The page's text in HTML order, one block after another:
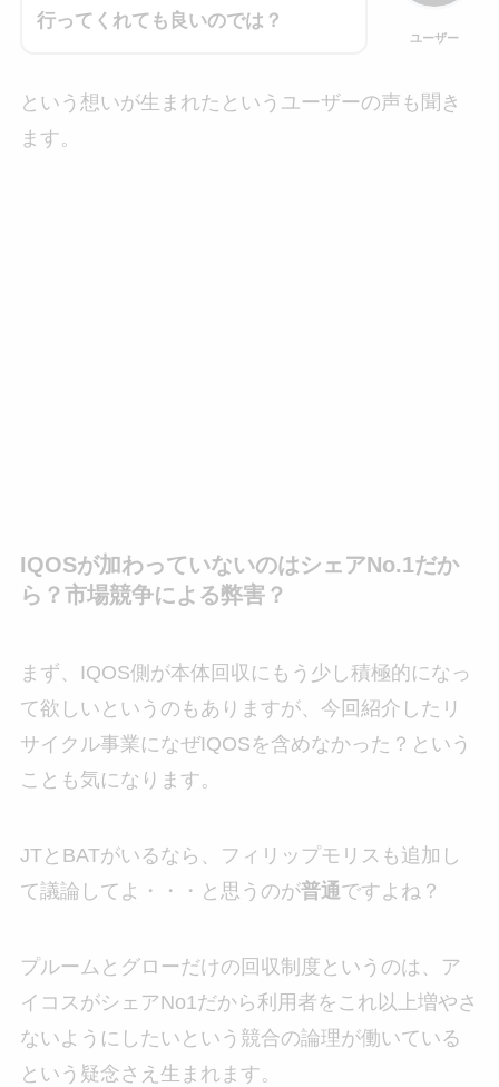
行ってくれても良いのでは？
ユーザー
という想いが生まれたというユーザーの声も聞き
ます。
IQOSが加わっていないのはシェアNo.1だか
ら？市場競争による弊害？
まず、IQOS側が本体回収にもう少し積極的になっ
て欲しいというのもありますが、今回紹介したリ
サイクル事業になぜIQOSを含めなかった？という
ことも気になります。
JTとBATがいるなら、フィリップモリスも追加し
て議論してよ・・・と思うのが普通ですよね？
プルームとグローだけの回収制度というのは、ア
イコスがシェアNo1だから利用者をこれ以上増やさ
ないようにしたいという競合の論理が働いている
という疑念さえ生まれます。